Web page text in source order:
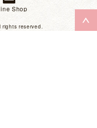
Shop
reserved.